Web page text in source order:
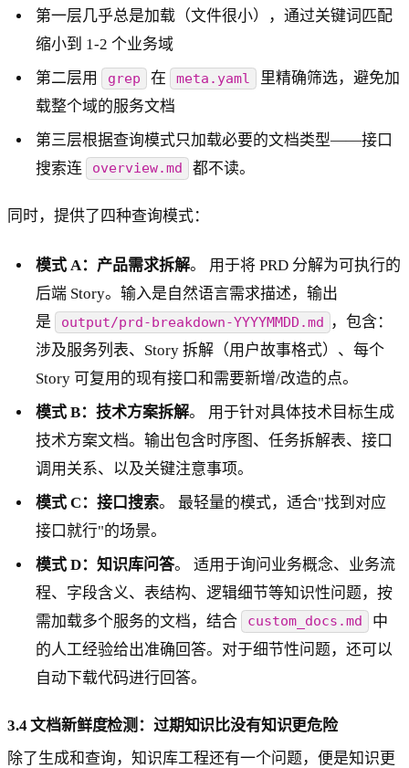
第一层几乎总是加载（文件很小），通过关键词匹配
缩小到 1-2 个业务域
第二层用
grep 在 meta.yaml
里精确筛选，避免加
载整个域的服务文档
第三层根据查询模式只加载必要的文档类型——接口
搜索连
overview.md 都不读。
同时，提供了四种查询模式：
模式 A：产品需求拆解。 用于将 PRD 分解为可执行的
后端 Story。输入是自然语言需求描述，输出
是
output/prd-breakdown-YYYYMMDD.md
，包含：
涉及服务列表、Story 拆解（用户故事格式）、每个
Story 可复用的现有接口和需要新增/改造的点。
模式 B：技术方案拆解。 用于针对具体技术目标生成
技术方案文档。输出包含时序图、任务拆解表、接口
调用关系、以及关键注意事项。
模式 C：接口搜索。 最轻量的模式，适合"找到对应
接口就行"的场景。
模式 D：知识库问答。 适用于询问业务概念、业务流
程、字段含义、表结构、逻辑细节等知识性问题，按
需加载多个服务的文档，结合
custom_docs.md
中
的人工经验给出准确回答。对于细节性问题，还可以
自动下载代码进行回答。
3.4 文档新鲜度检测：过期知识比没有知识更危险
除了生成和查询，知识库工程还有一个问题，便是知识更